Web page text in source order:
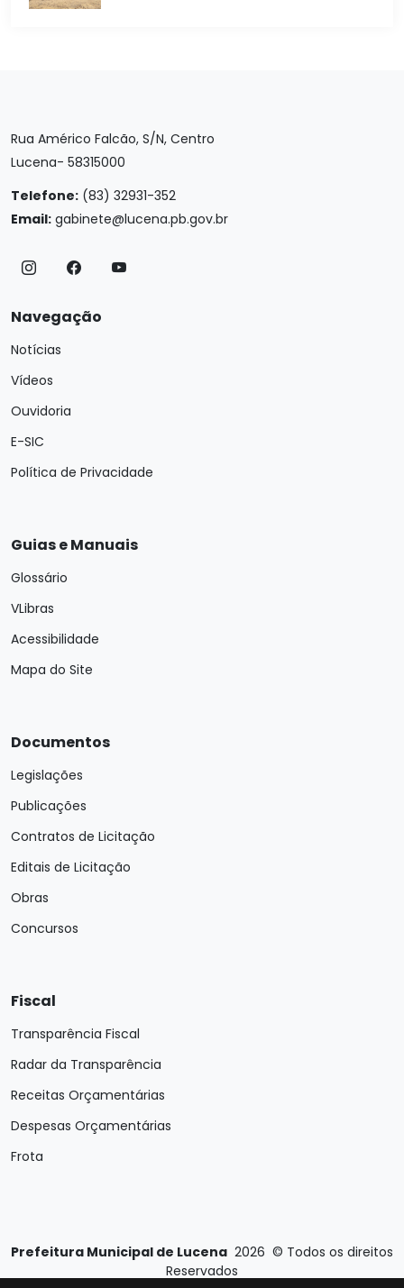
Rua Américo Falcão, S/N, Centro
Lucena- 58315000
Telefone: (83) 32931-352
Email: gabinete@lucena.pb.gov.br
Navegação
Notícias
Vídeos
Ouvidoria
E-SIC
Política de Privacidade
Guias e Manuais
Glossário
VLibras
Acessibilidade
Mapa do Site
Documentos
Legislações
Publicações
Contratos de Licitação
Editais de Licitação
Obras
Concursos
Fiscal
Transparência Fiscal
Radar da Transparência
Receitas Orçamentárias
Despesas Orçamentárias
Frota
Prefeitura Municipal de Lucena 2026 © Todos os direitos
Reservados